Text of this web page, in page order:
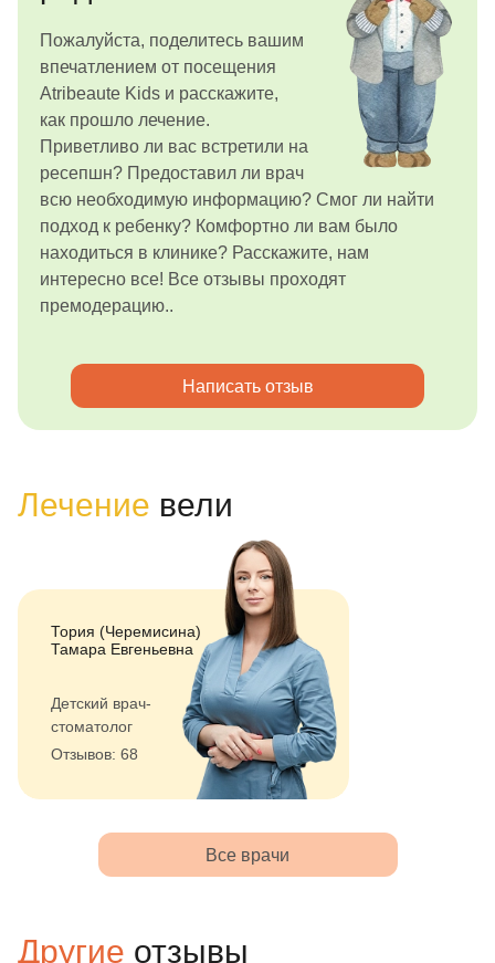
Пожалуйста, поделитесь вашим
впечатлением от посещения
Atribeaute Kids и расскажите,
как прошло лечение.
Приветливо ли вас встретили на
ресепшн? Предоставил ли врач
всю необходимую информацию? Смог ли найти
подход к ребенку? Комфортно ли вам было
находиться в клинике? Расскажите, нам
интересно все! Все отзывы проходят
премодерацию..
Написать отзыв
Лечение вели
Тория (Черемисина)
Тамара Евгеньевна
Детский врач-
стоматолог
Отзывов: 68
Все врачи
Другие отзывы